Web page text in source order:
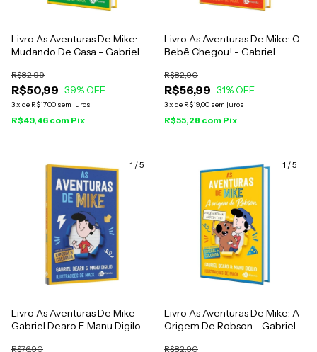
Livro As Aventuras De Mike:
Mudando De Casa - Gabriel
R$50,99
R$82,99
39% OFF
3x de R$17,00 sem juros
R$49,46 com Pix
Livro As Aventuras De Mike: O
Bebê Chegou! - Gabriel
R$56,99
R$82,90
31% OFF
3x de R$19,00 sem juros
R$55,28 com Pix
1 /5
Livro As Aventuras De Mike -
Gabriel Dearo E Manu Digilo
R$76,90
1 /5
Livro As Aventuras De Mike: A
Origem De Robson - Gabriel
R$82,90